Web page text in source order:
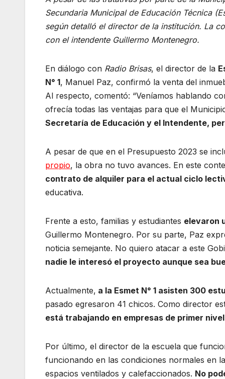
b
o
o
A
p
p
a
m
Secundaria Municipal de Educación Técnica
según detalló el director de la institución. La
con el intendente Guillermo Montenegro.
En diálogo con Radio Brisas, el director de la
N° 1, Manuel Paz, confirmó la venta del
Al respecto, comentó: “Veníamos hablando
ofrecía todas las ventajas para que el
Secretaría de Educación y el Intendente,
A pesar de que en el Presupuesto 2023 se
propio, la obra no tuvo avances. En este
contrato de alquiler para el actual ciclo
educativa.
Frente a esto, familias y estudiantes elevaron
Guillermo Montenegro. Por su parte, Paz
noticia semejante. No quiero atacar a este
nadie le interesó el proyecto aunque sea
Actualmente, a la Esmet N° 1 asisten 300
pasado egresaron 41 chicos. Como director
está trabajando en empresas de primer nivel
Por último, el director de la escuela que
funcionando en las condiciones normales en
espacios ventilados y calefaccionados. No